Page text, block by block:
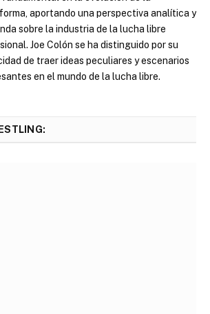
aportando una perspectiva analítica y
sobre la industria de la lucha libre
Joe Colón se ha distinguido por su
de traer ideas peculiares y escenarios
en el mundo de la lucha libre.